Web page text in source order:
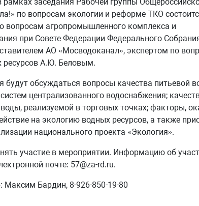
по вопросам экологии и реформе ТКО
вопросам агропромышленного комплекса и
при Совете Федерации Федерального
АО «Мосводоканал», экспертом по
ресурсов А.Ю. Беловым.
будут обсуждаться вопросы качества питьевой
централизованного водоснабжения;
реализуемой в торговых точках; факторы,
на экологию водных ресурсов, а также
национального проекта «Экология».
участие в мероприятии. Информацию об
почте: 57@za-rd.ru.
Максим Бардин, 8-926-850-19-80